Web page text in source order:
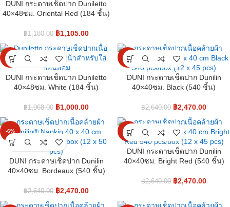
DUNI กระดาษเช็ดปาก Duniletto
40×48ซม. Oriental Red (184 ชิ้น)
฿1,180.00 ฿1,105.00
-6%
DUNI กระดาษเช็ดปาก Duniletto
40×48ซม. White (184 ชิ้น)
฿1,068.00 ฿1,000.00
-6%
DUNI กระดาษเช็ดปาก Dunilin
40×40ซม. Black (540 ชิ้น)
฿2,640.00 ฿2,470.00
-6%
DUNI กระดาษเช็ดปาก Dunilin
40×40ซม. Bordeaux (540 ชิ้น)
฿2,640.00 ฿2,470.00
-6%
DUNI กระดาษเช็ดปาก Dunilin
40×40ซม. Bright Red (540 ชิ้น)
฿2,640.00 ฿2,470.00